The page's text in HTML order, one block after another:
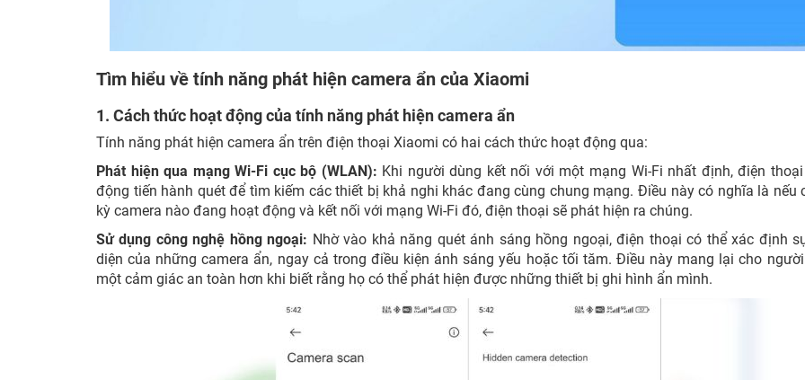
Tìm hiểu về tính năng phát hiện camera ẩn của Xiaomi
1. Cách thức hoạt động của tính năng phát hiện camera ẩn
Tính năng phát hiện camera ẩn trên điện thoại Xiaomi có hai cách thức hoạt động qua:
Phát hiện qua mạng Wi-Fi cục bộ (WLAN): Khi người dùng kết nối với một mạng Wi-Fi nhất định, điện
động tiến hành quét để tìm kiếm các thiết bị khả nghi khác đang cùng chung mạng. Điều này có nghĩa là nếu
kỳ camera nào đang hoạt động và kết nối với mạng Wi-Fi đó, điện thoại sẽ phát hiện ra chúng.
Sử dụng công nghệ hồng ngoại: Nhờ vào khả năng quét ánh sáng hồng ngoại, điện thoại có thể xác định
diện của những camera ẩn, ngay cả trong điều kiện ánh sáng yếu hoặc tối tăm. Điều này mang lại cho
một cảm giác an toàn hơn khi biết rằng họ có thể phát hiện được những thiết bị ghi hình ẩn mình.